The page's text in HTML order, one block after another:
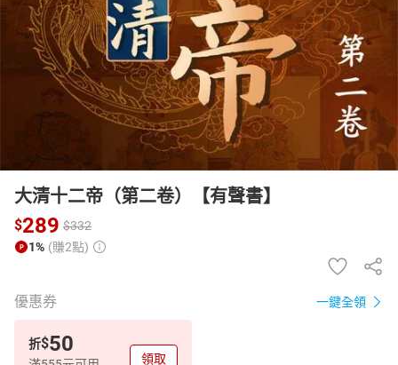
日本購物 電子/紙本書
HOT
大清十二帝（第二卷）【有聲書】
$289 $332
1% (賺2點)
優惠券 一鍵全領
折$50
領取